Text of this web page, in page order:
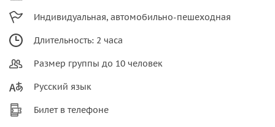
Индивидуальная, автомобильно-пешеходная
Длительность: 2 часа
Размер группы до 10 человек
Русский язык
Билет в телефоне